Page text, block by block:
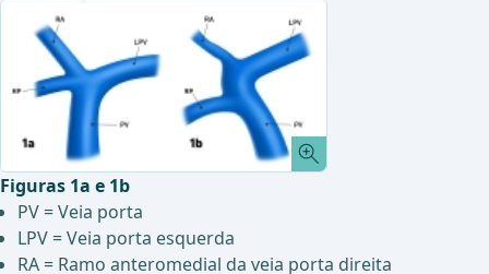
Figuras 1a e 1b
PV = Veia porta
LPV = Veia porta esquerda
RA = Ramo anteromedial da veia porta direita